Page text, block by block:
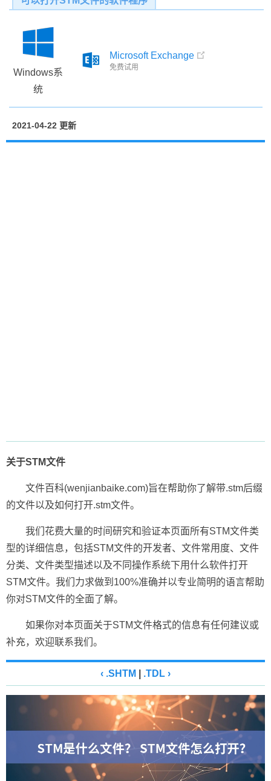
Windows系
统
Microsoft Exchange
免费试用
2021-04-22 更新
关于STM文件
文件百科(wenjianbaike.com)旨在帮助你了解带.stm后缀
的文件以及如何打开.stm文件。
我们花费大量的时间研究和验证本页面所有STM文件类
型的详细信息，包括STM文件的开发者、文件常用度、文件
分类、文件类型描述以及不同操作系统下用什么软件打开
STM文件。我们力求做到100%准确并以专业简明的语言帮助
你对STM文件的全面了解。
如果你对本页面关于STM文件格式的信息有任何建议或
补充，欢迎联系我们。
‹ .SHTM .TDL ›